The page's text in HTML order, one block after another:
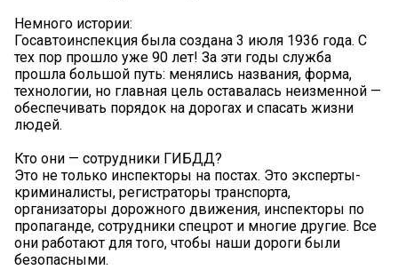
Немного истории:
Госавтоинспекция была создана 3 июля 1936 года. С
тех пор прошло уже 90 лет! За эти годы служба
прошла большой путь: менялись названия, форма,
технологии, но главная цель оставалась неизменной —
обеспечивать порядок на дорогах и спасать жизни
людей.
Кто они — сотрудники ГИБДД?
Это не только инспекторы на постах. Это эксперты-
криминалисты, регистраторы транспорта,
организаторы дорожного движения, инспекторы по
пропаганде, сотрудники спецрот и многие другие. Все
они работают для того, чтобы наши дороги были
безопасными.